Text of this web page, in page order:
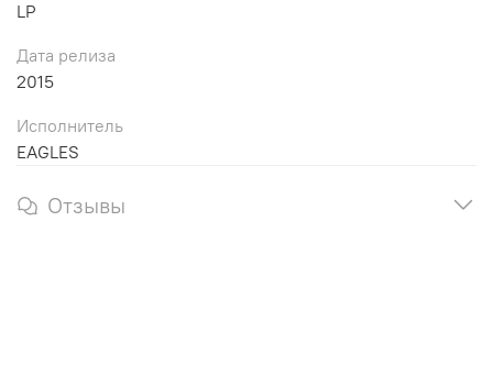
LP
Дата релиза
2015
Исполнитель
EAGLES
Отзывы